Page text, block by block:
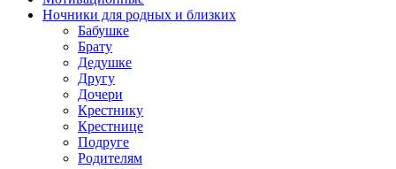
Ночники для родных и близких
Бабушке
Брату
Дедушке
Другу
Дочери
Крестнику
Крестнице
Подруге
Родителям